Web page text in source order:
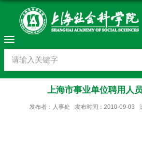
上海市事业单位聘用人
发布者：人事处 发布时间：2010-09-03